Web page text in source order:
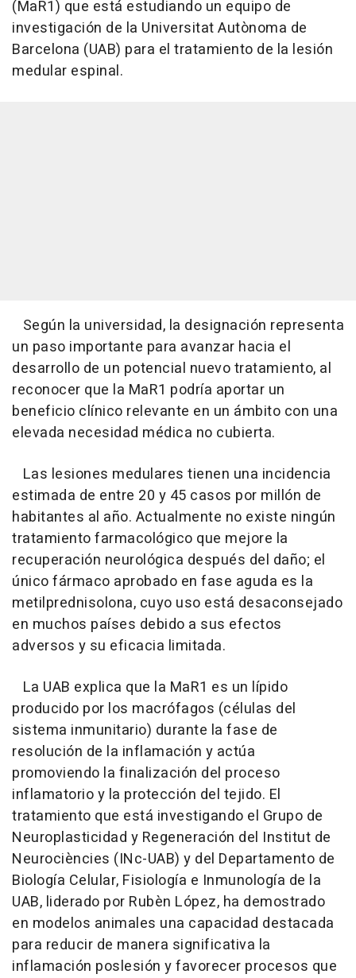
(MaR1) que está estudiando un equipo de
investigación de la Universitat Autònoma de
Barcelona (UAB) para el tratamiento de la lesión
medular espinal.
Según la universidad, la designación representa
un paso importante para avanzar hacia el
desarrollo de un potencial nuevo tratamiento, al
reconocer que la MaR1 podría aportar un
beneficio clínico relevante en un ámbito con una
elevada necesidad médica no cubierta.
Las lesiones medulares tienen una incidencia
estimada de entre 20 y 45 casos por millón de
habitantes al año. Actualmente no existe ningún
tratamiento farmacológico que mejore la
recuperación neurológica después del daño; el
único fármaco aprobado en fase aguda es la
metilprednisolona, cuyo uso está desaconsejado
en muchos países debido a sus efectos
adversos y su eficacia limitada.
La UAB explica que la MaR1 es un lípido
producido por los macrófagos (células del
sistema inmunitario) durante la fase de
resolución de la inflamación y actúa
promoviendo la finalización del proceso
inflamatorio y la protección del tejido. El
tratamiento que está investigando el Grupo de
Neuroplasticidad y Regeneración del Institut de
Neurociències (INc-UAB) y del Departamento de
Biología Celular, Fisiología e Inmunología de la
UAB, liderado por Rubèn López, ha demostrado
en modelos animales una capacidad destacada
para reducir de manera significativa la
inflamación poslesión y favorecer procesos que